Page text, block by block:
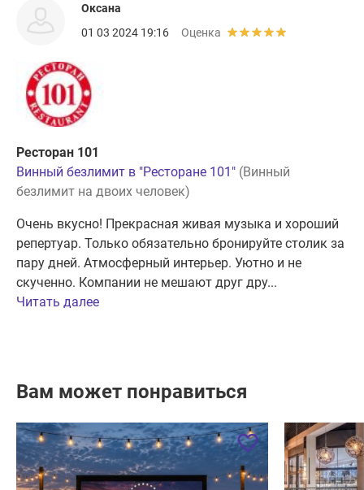
Оксана
01 03 2024 19:16
Оценка
Ресторан 101
Винный безлимит в "Ресторане 101" (Винный
безлимит на двоих человек)
Очень вкусно! Прекрасная живая музыка и хороший
репертуар. Только обязательно бронируйте столик за
пару дней. Атмосферный интерьер. Уютно и не
скученно. Компании не мешают друг дру...
Читать далее
Вам может понравиться